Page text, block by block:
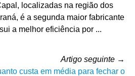
localizadas na região dos
é a segunda maior fabricante
a melhor eficiência por ...
Artigo seguinte →
custa em média para fechar o